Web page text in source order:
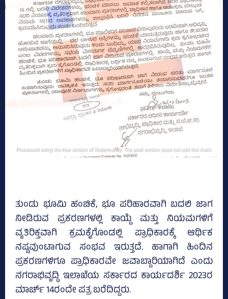
ತುಂಡು ಭೂಮಿ ಹಂಚಿಕೆ, ಭೂ ಪರಿಹಾರವಾಗಿ ಬದಲಿ ಜಾಗ
ನೀಡಿರುವ ಪ್ರಕರಣಗಳಲ್ಲಿ ಕಾಯ್ದೆ ಮತ್ತು ನಿಯಮಗಳಿಗೆ
ವ್ಯತಿರಿಕ್ತವಾಗಿ ಕ್ರಮಕೈಗೊಂಡಲ್ಲಿ ಪ್ರಾಧಿಕಾರಕ್ಕೆ ಆರ್ಥಿಕ
ನಷ್ಟವುಂಟಾಗುವ ಸಂಭವ ಇರುತ್ತದೆ. ಹಾಗಾಗಿ ಹಿಂದಿನ
ಪ್ರಕರಣಗಳಿಗೂ ಪ್ರಾಧಿಕಾರವೇ ಜವಾಬ್ದಾರಿಯಾಗಿದೆ ಎಂದು
ನಗರಾಭಿವೃದ್ಧಿ ಇಲಾಖೆಯ ಸರ್ಕಾರದ ಕಾರ್ಯದರ್ಶಿ 2023ರ
ಮಾರ್ಚ್‌ 14ರಂದೇ ಪತ್ರ ಬರೆದಿದ್ದರು.